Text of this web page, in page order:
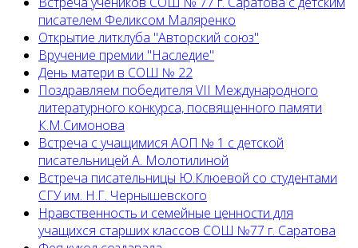
писателем Феликсом Маляренко
Открытие литклуба "Авторский союз"
Вручение премии "Наследие"
День матери в СОШ № 22
Поздравляем победителя VII Международного
литературного конкурса, посвященного памяти
К.М.Симонова
Встреча с учащимися АОП № 1 с детской
писательницей А. Молотилиной
Встреча писательницы Ю.Клюевой со студентами
СГУ им. Н.Г. Чернышевского
Нравственность и семейные ценности для
учащихся старших классов СОШ №77 г. Саратова